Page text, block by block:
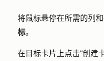
将鼠标悬停在所需的列
标。
在目标卡片上点击“创建